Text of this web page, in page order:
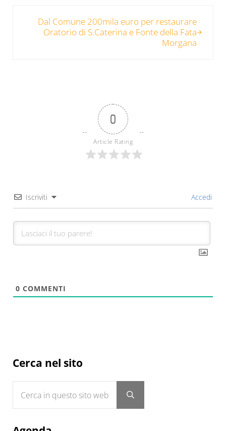
Dal Comune 200mila euro per restaurare
Oratorio di S.Caterina e Fonte della Fata
Morgana
0
Article Rating
Iscriviti Accedi
0 COMMENTI
Sidebar
Cerca nel sito
Submit search